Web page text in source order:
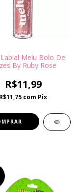
Melu Bolo De
By Ruby Rose
R$11,99
R$11,75 com Pix